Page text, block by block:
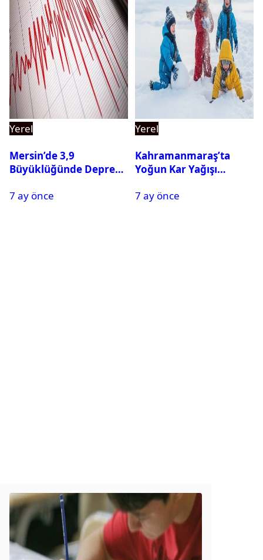
Yerel
Mersin’de 3,9
Büyüklüğünde Deprem
7 ay önce
Yerel
Kahramanmaraş’ta
Yoğun Kar Yağışı
Tatil
7 ay önce